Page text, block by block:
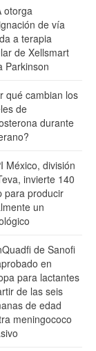
otorga
de vía
a terapia
de Xellsmart
Parkinson
qué cambian los
de
durante
México, división
invierte 140
para producir
un
de Sanofi
en
para lactantes
de las seis
de edad
meningococo